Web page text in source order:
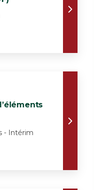
- Intérim